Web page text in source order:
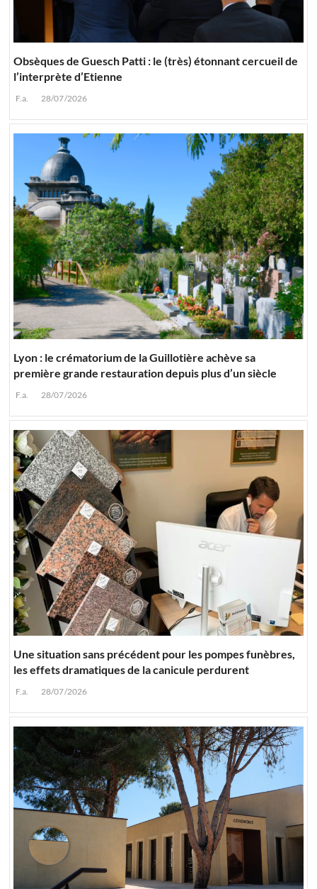
Obsèques de Guesch Patti : le (très) étonnant cercueil de
l’interprète d’Etienne
F.a. 28/07/2026
Lyon : le crématorium de la Guillotière achève sa
première grande restauration depuis plus d’un siècle
F.a. 28/07/2026
Une situation sans précédent pour les pompes funèbres,
les effets dramatiques de la canicule perdurent
F.a. 28/07/2026